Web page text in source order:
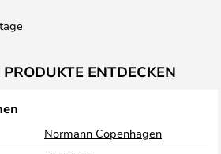
ENTDECKEN
Normann Copenhagen